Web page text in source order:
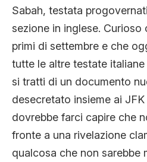
Sabah, testata
sezione in inglese. Curioso
primi di settembre e che
tutte le altre testate
si tratti di un documento
desecretato insieme ai
dovrebbe farci capire che
fronte a una rivelazione
qualcosa che non sarebbe